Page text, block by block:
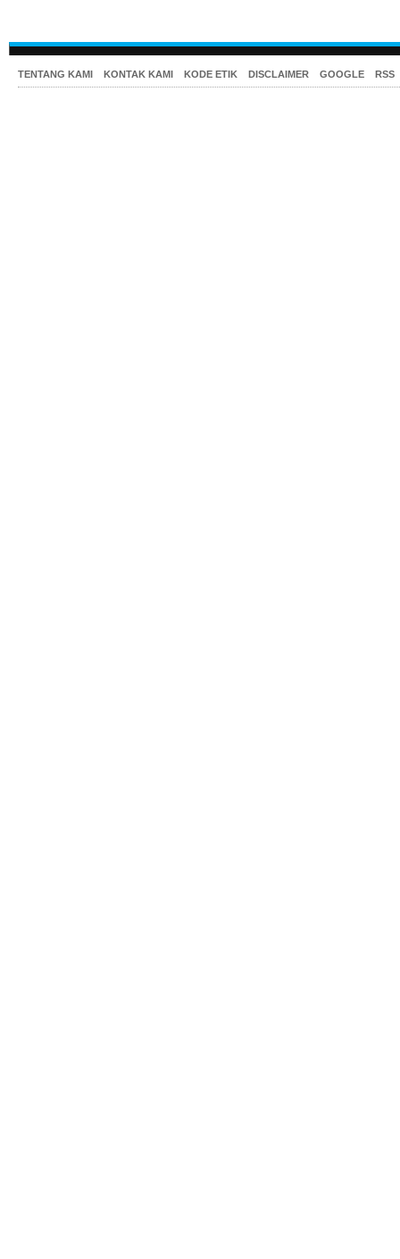
TENTANG KAMI KONTAK KAMI KODE ETIK DISCLAIMER GOOGLE RSS